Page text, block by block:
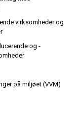
virksomheder og
og -
på miljøet (VVM)